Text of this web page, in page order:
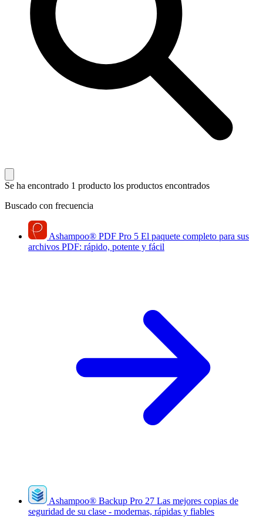
Se ha encontrado 1 producto los productos encontrados
Buscado con frecuencia
Ashampoo® PDF Pro 5 El paquete completo para sus
archivos PDF: rápido, potente y fácil
Ashampoo® Backup Pro 27 Las mejores copias de
seguridad de su clase - modernas, rápidas y fiables